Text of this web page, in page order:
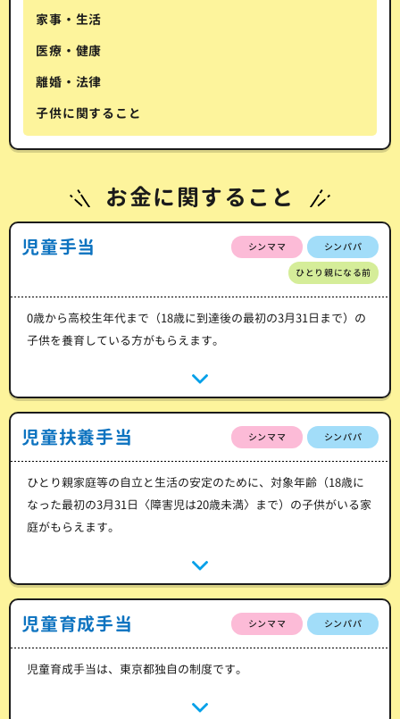
家事・生活
医療・健康
離婚・法律
子供に関すること
お金に関すること
児童手当 シンママ シンパパ
ひとり親になる前
0歳から高校生年代まで（18歳に到達後の最初の3月31日まで）の
子供を養育している方がもらえます。
児童扶養手当 シンママ シンパパ
ひとり親家庭等の自立と生活の安定のために、対象年齢（18歳に
なった最初の3月31日〈障害児は20歳未満〉まで）の子供がいる家
庭がもらえます。
児童育成手当 シンママ シンパパ
児童育成手当は、東京都独自の制度です。